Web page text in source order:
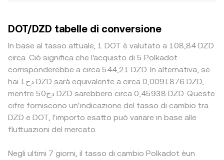
DOT/DZD tabelle di conversione
In base al tasso attuale, 1 DOT è valutato a 108,84 DZD
circa. Ciò significa che l'acquisto di 5 Polkadot
corrisponderebbe a circa 544,21 DZD. In alternativa, se
hai دج1 DZD sarà equivalente a circa 0,0091876 DZD,
mentre دج50 DZD sarebbero circa 0,45938 DZD. Queste
cifre forniscono un'indicazione del tasso di cambio tra
DZD e DOT, l'importo esatto può variare in base alle
fluttuazioni del mercato.
Negli ultimi 7 giorni, il tasso di cambio Polkadot èun